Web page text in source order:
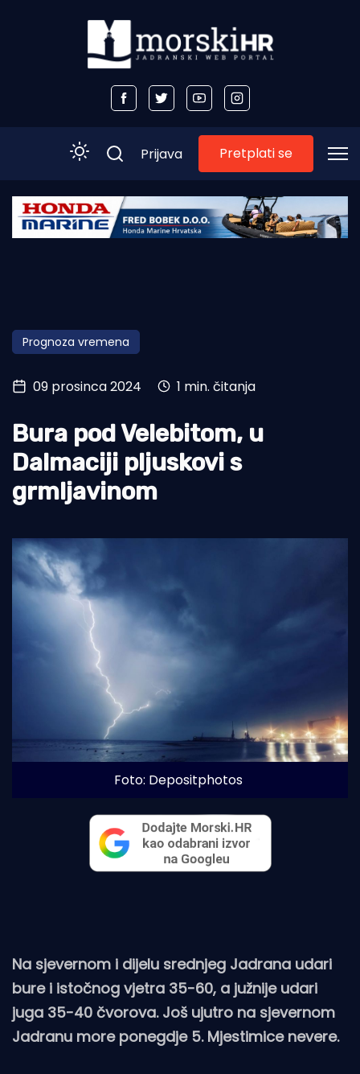
Početna
Obala
Otoci
Turizam i nautika
Pomorstvo
Ribolov
Ekologija
Prijava Pretplati se
Prognoza vremena
09 prosinca 2024 1 min. čitanja
Bura pod Velebitom, u
Dalmaciji pljuskovi s
grmljavinom
Foto: Depositphotos
Na sjevernom i dijelu srednjeg Jadrana udari
bure i istočnog vjetra 35-60, a južnije udari
juga 35-40 čvorova. Još ujutro na sjevernom
Jadranu more ponegdje 5. Mjestimice nevere.